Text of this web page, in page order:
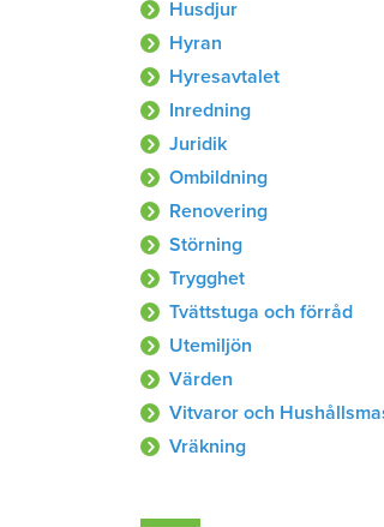
Husdjur
Hyran
Hyresavtalet
Inredning
Juridik
Ombildning
Renovering
Störning
Trygghet
Tvättstuga och förråd
Utemiljön
Värden
Vitvaror och
Vräkning